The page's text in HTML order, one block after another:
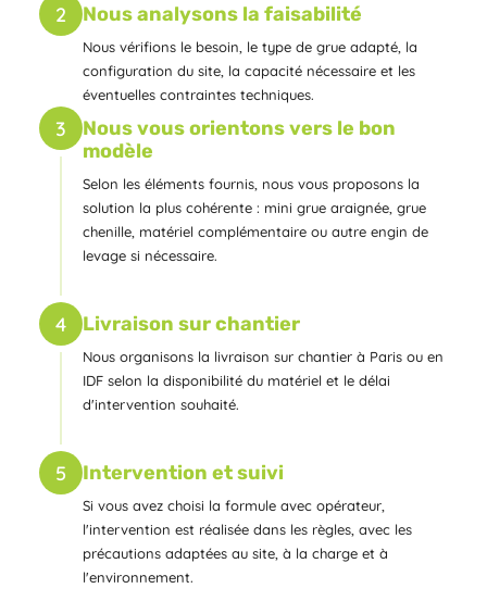
2 Nous analysons la faisabilité
Nous vérifions le besoin, le type de grue adapté, la
configuration du site, la capacité nécessaire et les
éventuelles contraintes techniques.
3
Nous vous orientons vers le bon
modèle
Selon les éléments fournis, nous vous proposons la
solution la plus cohérente : mini grue araignée, grue
chenille, matériel complémentaire ou autre engin de
levage si nécessaire.
4 Livraison sur chantier
Nous organisons la livraison sur chantier à Paris ou en
IDF selon la disponibilité du matériel et le délai
d'intervention souhaité.
5 Intervention et suivi
Si vous avez choisi la formule avec opérateur,
l'intervention est réalisée dans les règles, avec les
précautions adaptées au site, à la charge et à
l'environnement.